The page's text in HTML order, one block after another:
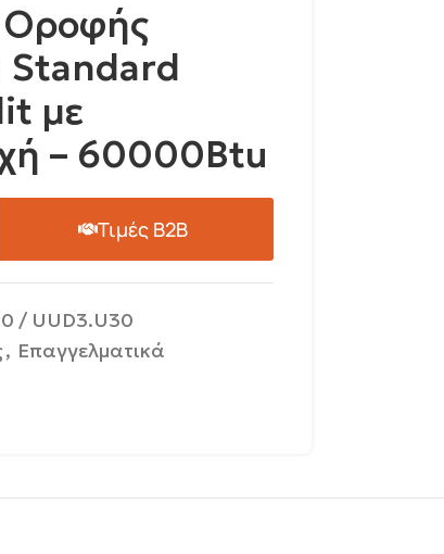
Οροφής
Standard
με
– 60000Btu
Τιμές B2B
/ UUD3.U30
, Επαγγελματικά